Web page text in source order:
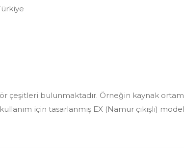
çeşitleri bulunmaktadır. Örneğin kaynak
için tasarlanmış EX (Namur çıkışlı)